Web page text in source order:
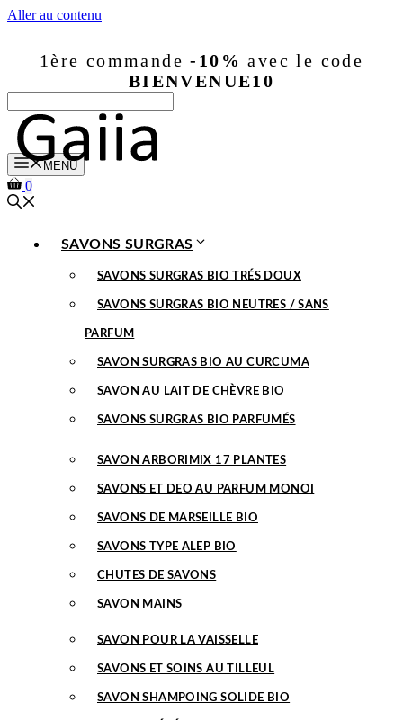
Aller au contenu
1ère commande-10% avec le code
BIENVENUE10
MENU
0
SAVONS SURGRAS
SAVONS SURGRAS BIO TRÉS DOUX
SAVONS SURGRAS BIO NEUTRES / SANS
PARFUM
SAVON SURGRAS BIO AU CURCUMA
SAVON AU LAIT DE CHÈVRE BIO
SAVONS SURGRAS BIO PARFUMÉS
SAVON ARBORIMIX 17 PLANTES
SAVONS ET DEO AU PARFUM MONOI
SAVONS DE MARSEILLE BIO
SAVONS TYPE ALEP BIO
CHUTES DE SAVONS
SAVON MAINS
SAVON POUR LA VAISSELLE
SAVONS ET SOINS AU TILLEUL
SAVON SHAMPOING SOLIDE BIO